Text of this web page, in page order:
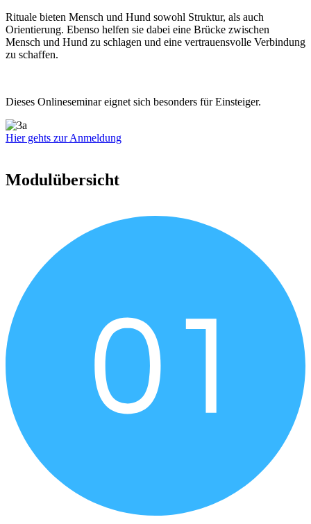
Rituale bieten Mensch und Hund sowohl Struktur, als auch
Orientierung. Ebenso helfen sie dabei eine Brücke zwischen
Mensch und Hund zu schlagen und eine vertrauensvolle Verbindung
zu schaffen.
Dieses Onlineseminar eignet sich besonders für Einsteiger.
Hier gehts zur Anmeldung
Modulübersicht